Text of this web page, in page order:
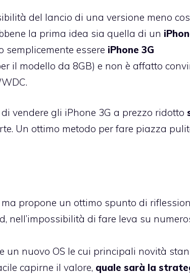
del lancio di una versione meno
la prima idea sia quella di un
semplicemente essere iPhone 3G
il modello da 8GB) e non è affatto
vendere gli iPhone 3G a prezzo ridotto
Un ottimo metodo per fare piazza
propone un ottimo spunto di
nell’impossibilità di fare leva su
un nuovo OS le cui principali novità
capirne il valore, quale sarà la